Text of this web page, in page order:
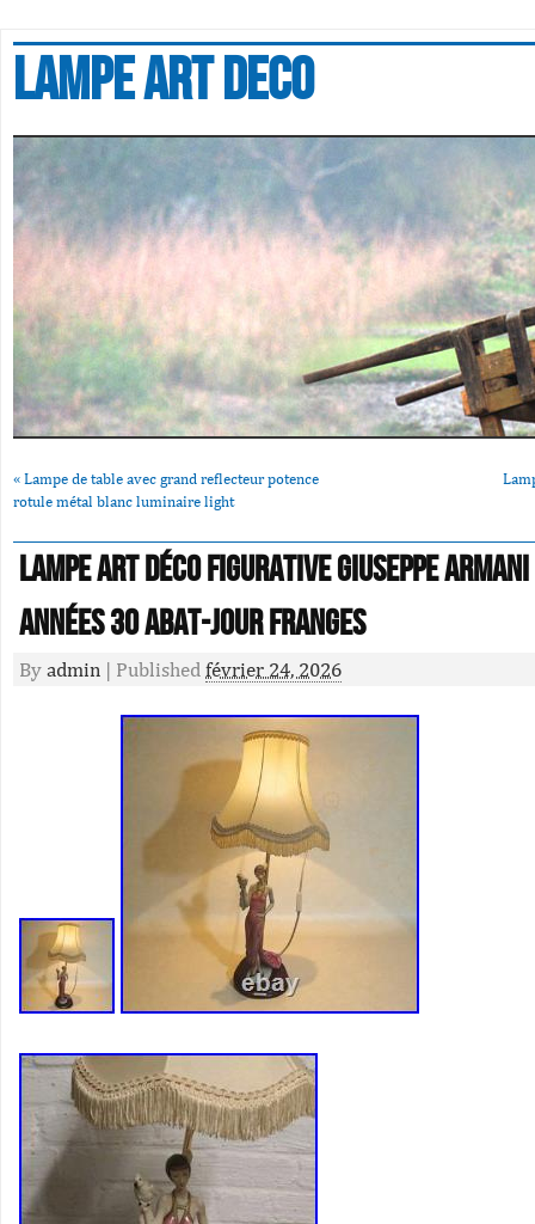
Lampe art deco
« Lampe de table avec grand reflecteur potence
rotule métal blanc luminaire light
Lampe Art Déco figurative Giuseppe Armani
années 30 abat-jour franges
By admin | Published février 24, 2026